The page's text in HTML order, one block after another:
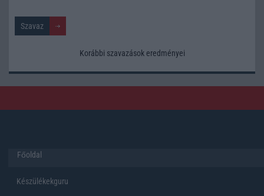
Korábbi szavazások eredményei
Főoldal
Készülékekguru